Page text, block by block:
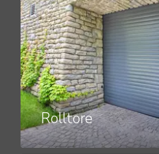
Rolltore